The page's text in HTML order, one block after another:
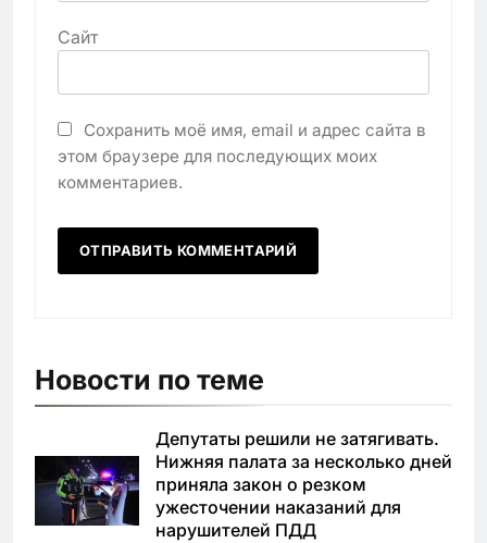
Сайт
Сохранить моё имя, email и адрес сайта в
этом браузере для последующих моих
комментариев.
Новости по теме
Депутаты решили не затягивать.
Нижняя палата за несколько дней
приняла закон о резком
ужесточении наказаний для
нарушителей ПДД